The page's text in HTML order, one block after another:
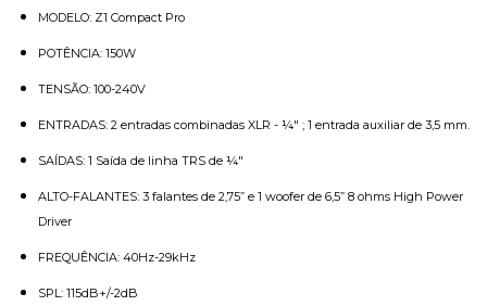
MODELO: Z1 Compact Pro
POTÊNCIA: 150W
TENSÃO: 100-240V
ENTRADAS: 2 entradas combinadas XLR - ¼" ; 1 entrada auxiliar de 3,5 mm.
SAÍDAS: 1 Saída de linha TRS de ¼"
ALTO-FALANTES: 3 falantes de 2,75” e 1 woofer de 6,5” 8 ohms High Power
Driver
FREQUÊNCIA: 40Hz-29kHz
SPL: 115dB+/-2dB